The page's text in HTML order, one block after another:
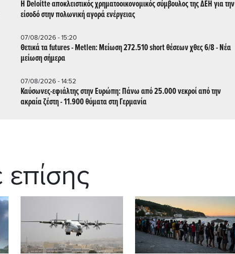
Η Deloitte αποκλειστικός χρηματοοικονομικός σύμβουλος της ΔΕΗ για την
είσοδό στην πολωνική αγορά ενέργειας
07/08/2026 - 15:20
Θετικά τα futures - Metlen: Μείωση 272.510 short θέσεων χθες 6/8 - Νέα
μείωση σήμερα
07/08/2026 - 14:52
Καύσωνες-εφιάλτης στην Ευρώπη: Πάνω από 25.000 νεκροί από την
ακραία ζέστη - 11.900 θύματα στη Γερμανία
επίσης